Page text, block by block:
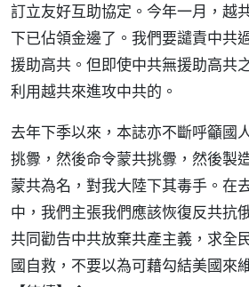
訂立友好互助協定。今年一月，越
下已佔領金邊了。我們要譴責中共
援助高共。但即使中共無援助高共
利用越共來進攻中共的。
去年下季以來，本誌亦不斷呼籲國
挑釁，然後命令蒙共挑釁，然後製
蒙共為名，對我大陸下其毒手。在
中，我們主張我們應該恢復反共抗
共同勸告中共放棄共產主義，求全
國自救，不要以為可藉勾結美國來